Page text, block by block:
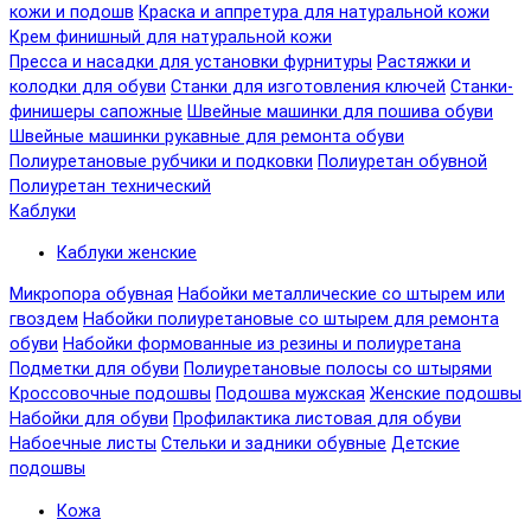
кожи и подошв Краска и аппретура для натуральной кожи
Крем финишный для натуральной кожи
Пресса и насадки для установки фурнитуры Растяжки и
колодки для обуви Станки для изготовления ключей Станки-
финишеры сапожные Швейные машинки для пошива обуви
Швейные машинки рукавные для ремонта обуви
Полиуретановые рубчики и подковки Полиуретан обувной
Полиуретан технический
Каблуки
Каблуки женские
Микропора обувная Набойки металлические со штырем или
гвоздем Набойки полиуретановые со штырем для ремонта
обуви Набойки формованные из резины и полиуретана
Подметки для обуви Полиуретановые полосы со штырями
Кроссовочные подошвы Подошва мужская Женские подошвы
Набойки для обуви Профилактика листовая для обуви
Набоечные листы Стельки и задники обувные Детские
подошвы
Кожа